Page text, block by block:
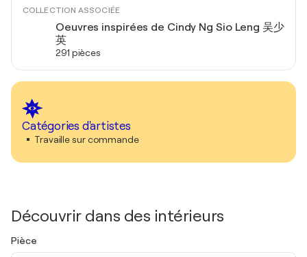
COLLECTION ASSOCIÉE
Oeuvres inspirées de Cindy Ng Sio Leng 吴少
英
291 pièces
Catégories d'artistes
Travaille sur commande
Découvrir dans des intérieurs
Pièce